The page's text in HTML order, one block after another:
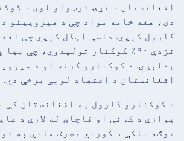
افغانستان د نړۍ ترټولو لوی د
دی، هغه خامه مواد چې د هیرویینو
کارول کېږي. داسې اټکل کېږي چې
نژدې ۹۰٪ کوکنار تولیدوي، چې
بدلېږي. د کوکنارو کرنه او د
افغانستان د اقتصاد لويې برخې دي.
د کوکنارو کارول په افغانستان کې
یوازې د کرنې او قاچاق له لارې د
توګه بلکې د کورني مصرف مادې په